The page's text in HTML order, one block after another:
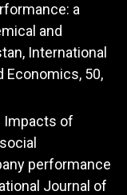
a
and
International
Economics, 50,
Impacts of
performance
Journal of